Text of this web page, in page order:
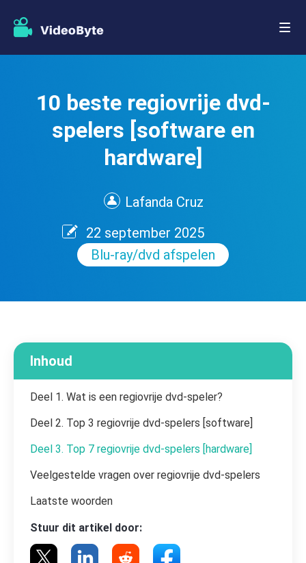
10 beste regiovrije dvd-
spelers [software en
hardware]
Lafanda Cruz
22 september 2025
Blu-ray/dvd afspelen
Inhoud
Deel 1. Wat is een regiovrije dvd-speler?
Deel 2. Top 3 regiovrije dvd-spelers [software]
Deel 3. Top 7 regiovrije dvd-spelers [hardware]
Veelgestelde vragen over regiovrije dvd-spelers
Laatste woorden
Stuur dit artikel door: